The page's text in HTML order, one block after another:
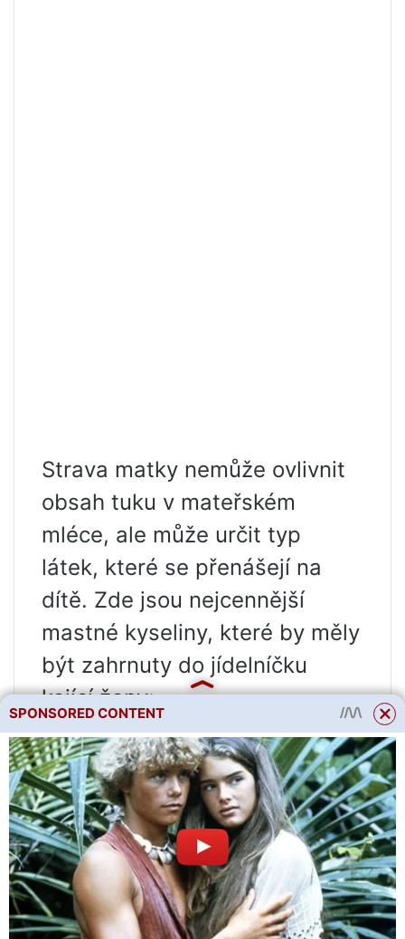
Strava matky nemůže ovlivnit
obsah tuku v mateřském
mléce, ale může určit typ
látek, které se přenášejí na
dítě. Zde jsou nejcennější
mastné kyseliny, které by měly
být zahrnuty do jídelníčku
kojící ženy:
Omega 3. Tyto organické látky
stimulují růst svalové hmoty
dítěte, urychlují vývoj mozku a
sítnice a posilují imunitní
systém. Omega-3 tuky lze
získat z vlašských ořechů,
lněných semínek, sójových
SPONSORED CONTENT